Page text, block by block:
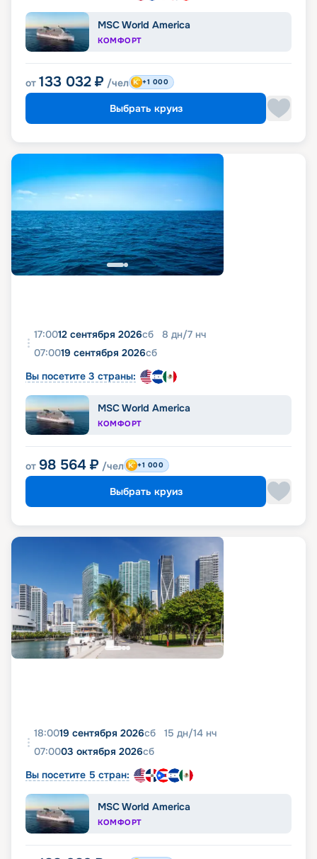
MSC World America
КОМФОРТ
от 133 032 ₽ /чел +1 000
Выбрать круиз
17:0012 сентября 2026сб 8 дн/7 нч
07:0019 сентября 2026сб
Вы посетите 3 страны:
MSC World America
КОМФОРТ
от 98 564 ₽ /чел +1 000
Выбрать круиз
18:0019 сентября 2026сб 15 дн/14 нч
07:0003 октября 2026сб
Вы посетите 5 стран:
MSC World America
КОМФОРТ